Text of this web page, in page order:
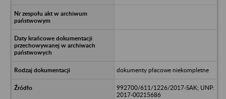
dokumenty płacowe niekompletne
992700/611/1226/2017-SAK; UNP:
2017-00215686